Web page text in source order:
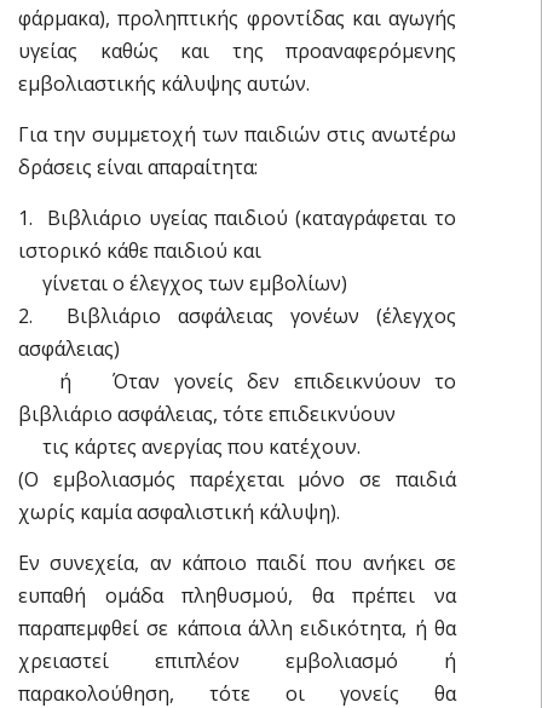
φάρμακα), προληπτικής φροντίδας και αγωγής
υγείας καθώς και της προαναφερόμενης
εμβολιαστικής κάλυψης αυτών.
Για την συμμετοχή των παιδιών στις ανωτέρω
δράσεις είναι απαραίτητα:
1. Βιβλιάριο υγείας παιδιού (καταγράφεται το
ιστορικό κάθε παιδιού και
γίνεται ο έλεγχος των εμβολίων)
2. Βιβλιάριο ασφάλειας γονέων (έλεγχος
ασφάλειας)
ή Όταν γονείς δεν επιδεικνύουν το
βιβλιάριο ασφάλειας, τότε επιδεικνύουν
τις κάρτες ανεργίας που κατέχουν.
(O εμβολιασμός παρέχεται μόνο σε παιδιά
χωρίς καμία ασφαλιστική κάλυψη).
Εν συνεχεία, αν κάποιο παιδί που ανήκει σε
ευπαθή ομάδα πληθυσμού, θα πρέπει να
παραπεμφθεί σε κάποια άλλη ειδικότητα, ή θα
χρειαστεί επιπλέον εμβολιασμό ή
παρακολούθηση, τότε οι γονείς θα